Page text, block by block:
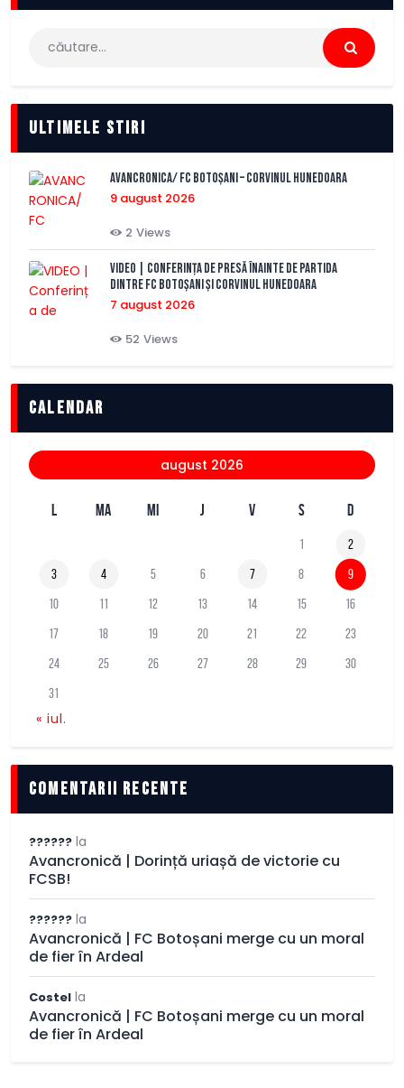
Caută
Ultimele stiri
AVANCRONICA/ FC BOTOȘANI – CORVINUL HUNEDOARA
9 august 2026
2 Views
VIDEO | Conferința de presă înainte de partida
dintre FC Botoșani și Corvinul Hunedoara
7 august 2026
52 Views
Calendar
august 2026
L MA MI J V S D
1 2
3 4 5 6 7 8 9
10 11 12 13 14 15 16
17 18 19 20 21 22 23
24 25 26 27 28 29 30
31
« iul.
comentarii recente
?????? la
Avancronică | Dorință uriașă de victorie cu
FCSB!
?????? la
Avancronică | FC Botoșani merge cu un moral
de fier în Ardeal
Costel la
Avancronică | FC Botoșani merge cu un moral
de fier în Ardeal